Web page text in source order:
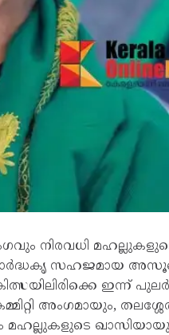
നിരവധി
വാർദ്ധകൃ സഹജമായ
ഇന്ന്‌
അംഗമായും,
മഹല്ലുകളുടെ